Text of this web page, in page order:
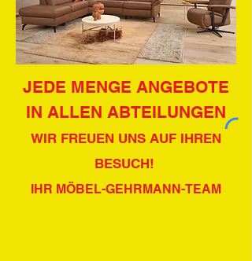
JEDE MENGE ANGEBOTE
IN ALLEN ABTEILUNGEN
WIR FREUEN UNS AUF IHREN
BESUCH!
IHR MÖBEL-GEHRMANN-TEAM